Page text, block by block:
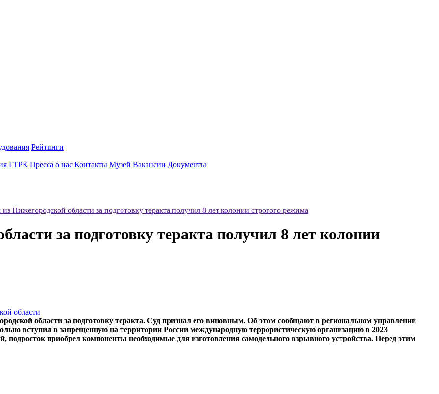
Рейтинги
ГТРК Пресса о нас Контакты Музей Вакансии Документы
Нижегородской области за подготовку теракта получил 8 лет колонии строгого режима
за подготовку теракта получил 8 лет колонии
области
области за подготовку теракта. Суд признал его виновным. Об этом сообщают в региональном управлении
вступил в запрещенную на территории России международную террористическую организацию в 2023
приобрел компоненты необходимые для изготовления самодельного взрывного устройства. Перед этим